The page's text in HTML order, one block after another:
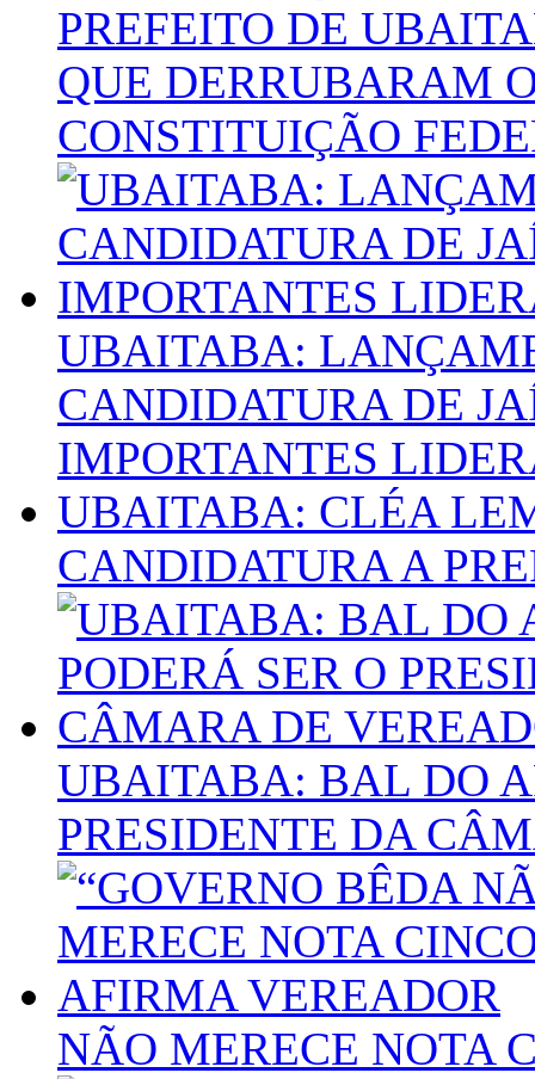
PREFEITO DE
QUE DERRUBARAM
CONSTITUIÇÃO
UBAITABA:
CANDIDATURA DE
IMPORTANTES
UBAITABA: CLÉA
CANDIDATURA A
UBAITABA: BAL DO
PRESIDENTE DA
NÃO MERECE NOTA